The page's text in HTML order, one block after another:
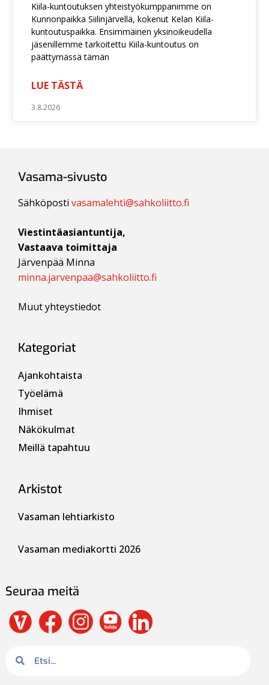
Kiila-kuntoutuksen yhteistyökumppanimme on
Kunnonpaikka Siilinjärvellä, kokenut Kelan Kiila-
kuntoutuspaikka. Ensimmäinen yksinoikeudella
jäsenillemme tarkoitettu Kiila-kuntoutus on
päättymässä tämän
LUE TÄSTÄ
3.8.2026
Vasama-sivusto
Sähköpostivasamalehti@sahkoliitto.fi
Viestintäasiantuntija,
Vastaava toimittaja
Järvenpää Minna
minna.jarvenpaa@sahkoliitto.fi
Muut yhteystiedot
Kategoriat
Ajankohtaista
Työelämä
Ihmiset
Näkökulmat
Meillä tapahtuu
Arkistot
Vasaman lehtiarkisto
Vasaman mediakortti 2026
Seuraa meitä